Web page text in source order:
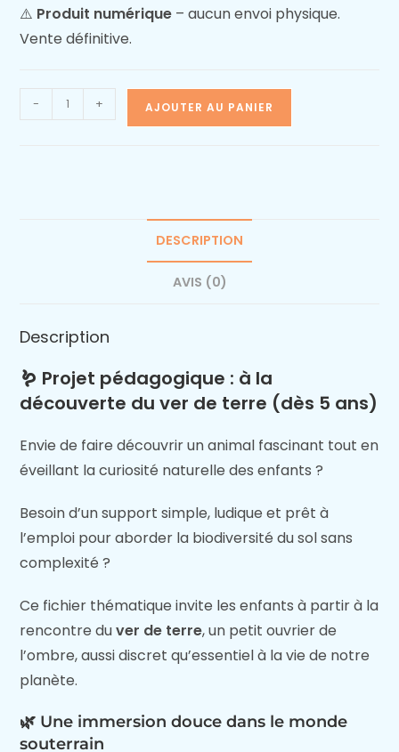
⚠️ Produit numérique – aucun envoi physique.
Vente définitive.
- + AJOUTER AU PANIER
DESCRIPTION
AVIS (0)
Description
🪱 Projet pédagogique : à la
découverte du ver de terre (dès 5 ans)
Envie de faire découvrir un animal fascinant tout en
éveillant la curiosité naturelle des enfants ?
Besoin d’un support simple, ludique et prêt à
l’emploi pour aborder la biodiversité du sol sans
complexité ?
Ce fichier thématique invite les enfants à partir à la
rencontre duver de terre, un petit ouvrier de
l’ombre, aussi discret qu’essentiel à la vie de notre
planète.
🌿 Une immersion douce dans le monde
souterrain